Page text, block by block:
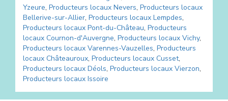
Yzeure, Producteurs locaux Nevers, Producteurs locaux
Bellerive-sur-Allier, Producteurs locaux Lempdes,
Producteurs locaux Pont-du-Château, Producteurs
locaux Cournon-d'Auvergne, Producteurs locaux Vichy,
Producteurs locaux Varennes-Vauzelles, Producteurs
locaux Châteauroux, Producteurs locaux Cusset,
Producteurs locaux Déols, Producteurs locaux Vierzon,
Producteurs locaux Issoire